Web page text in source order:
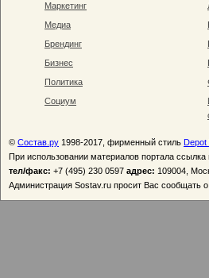
Маркетинг
Медиа
Брендинг
Бизнес
Политика
Социум
© Состав.ру 1998-2017, фирменный стиль Depot
При использовании материалов портала ссылка
тел/факс: +7 (495) 230 0597 адрес: 109004,
Администрация Sostav.ru просит Вас сообщать